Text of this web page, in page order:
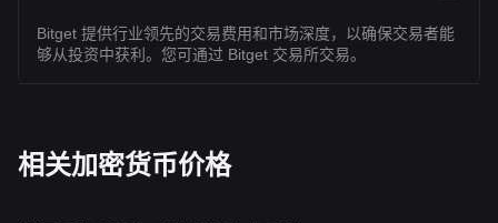
Bitget 提供行业领先的交易费用和市场深度，以确保交易者能
够从投资中获利。您可通过 Bitget 交易所交易。
相关加密货币价格